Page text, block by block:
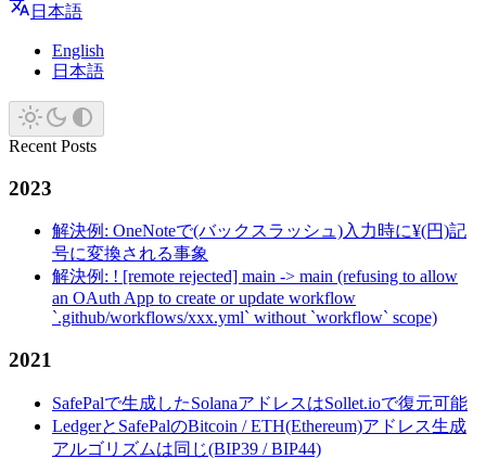
日本語
English
日本語
Recent Posts
2023
解決例: OneNoteで(バックスラッシュ)入力時に¥(円)記
号に変換される事象
解決例: ! [remote rejected] main -> main (refusing to allow
an OAuth App to create or update workflow
`.github/workflows/xxx.yml` without `workflow` scope)
2021
SafePalで生成したSolanaアドレスはSollet.ioで復元可能
LedgerとSafePalのBitcoin / ETH(Ethereum)アドレス生成
アルゴリズムは同じ(BIP39 / BIP44)